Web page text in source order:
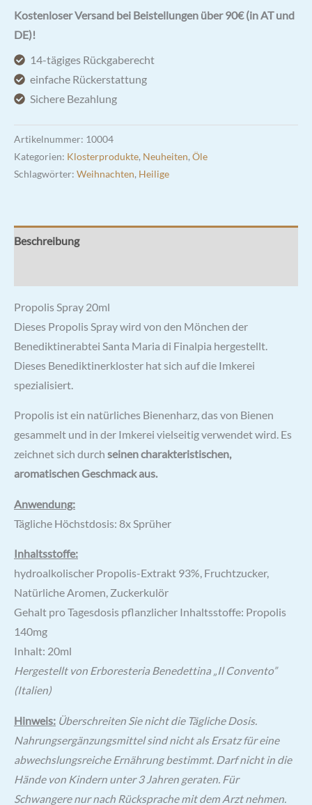
20ml
Menge
Kostenloser Versand bei Beistellungen über 90€ (in AT und
DE)!
14-tägiges Rückgaberecht
einfache Rückerstattung
Sichere Bezahlung
Artikelnummer: 10004
Kategorien: Klosterprodukte, Neuheiten, Öle
Schlagwörter: Weihnachten, Heilige
Beschreibung
Propolis Spray 20ml
Dieses Propolis Spray wird von den Mönchen der
Benediktinerabtei Santa Maria di Finalpia hergestellt.
Dieses Benediktinerkloster hat sich auf die Imkerei
spezialisiert.
Propolis ist ein natürliches Bienenharz, das von Bienen
gesammelt und in der Imkerei vielseitig verwendet wird. Es
zeichnet sich durch seinen charakteristischen,
aromatischen Geschmack aus.
Anwendung:
Tägliche Höchstdosis: 8x Sprüher
Inhaltsstoffe:
hydroalkolischer Propolis-Extrakt 93%, Fruchtzucker,
Natürliche Aromen, Zuckerkulör
Gehalt pro Tagesdosis pflanzlicher Inhaltsstoffe: Propolis
140mg
Inhalt: 20ml
Hergestellt von Erboresteria Benedettina „Il Convento”
(Italien)
Hinweis: Überschreiten Sie nicht die Tägliche Dosis.
Nahrungsergänzungsmittel sind nicht als Ersatz für eine
abwechslungsreiche Ernährung bestimmt. Darf nicht in die
Hände von Kindern unter 3 Jahren geraten. Für
Schwangere nur nach Rücksprache mit dem Arzt nehmen.